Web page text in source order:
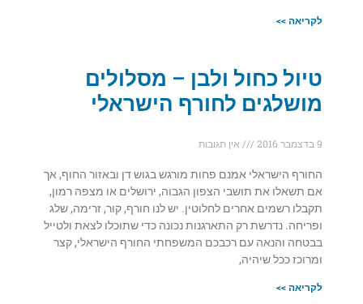
לקריאה >>
טיול כחול ולבן – מסלולים
מושלגים לחורף הישראלי
9 בדצמבר 2016 אין תגובות
החורף הישראלי אמנם פחות מורגש בגוש דן ובאזור החוף, אך
אם תשאלו את תושבי הצפון הגבוה, ירושלים או מצפה רמון,
תקבלו רשמים אחרים לחלוטין. יש לנו חורף, קור, זרימה, שלג
ופריחה. נדרשת רק התארגנות נכונה כדי שתוכלו לצאת ולטייל
בבטחה והנאה עם רכבכם המשפחתי החורף הישראלי, קצר
ומרוכז ככל שיהיה,
לקריאה >>